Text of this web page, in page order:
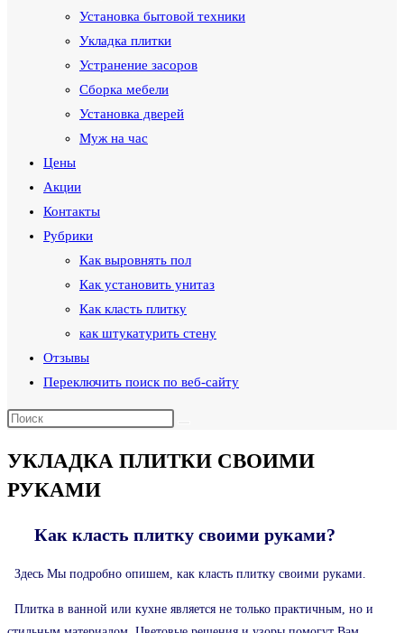
Установка бытовой техники
Укладка плитки
Устранение засоров
Сборка мебели
Установка дверей
Муж на час
Цены
Акции
Контакты
Рубрики
Как выровнять пол
Как установить унитаз
Как класть плитку
как штукатурить стену
Отзывы
Переключить поиск по веб-сайту
УКЛАДКА ПЛИТКИ СВОИМИ
РУКАМИ
Как класть плитку своими руками?
Здесь Мы подробно опишем, как класть плитку своими руками.
Плитка в ванной или кухне является не только практичным, но и